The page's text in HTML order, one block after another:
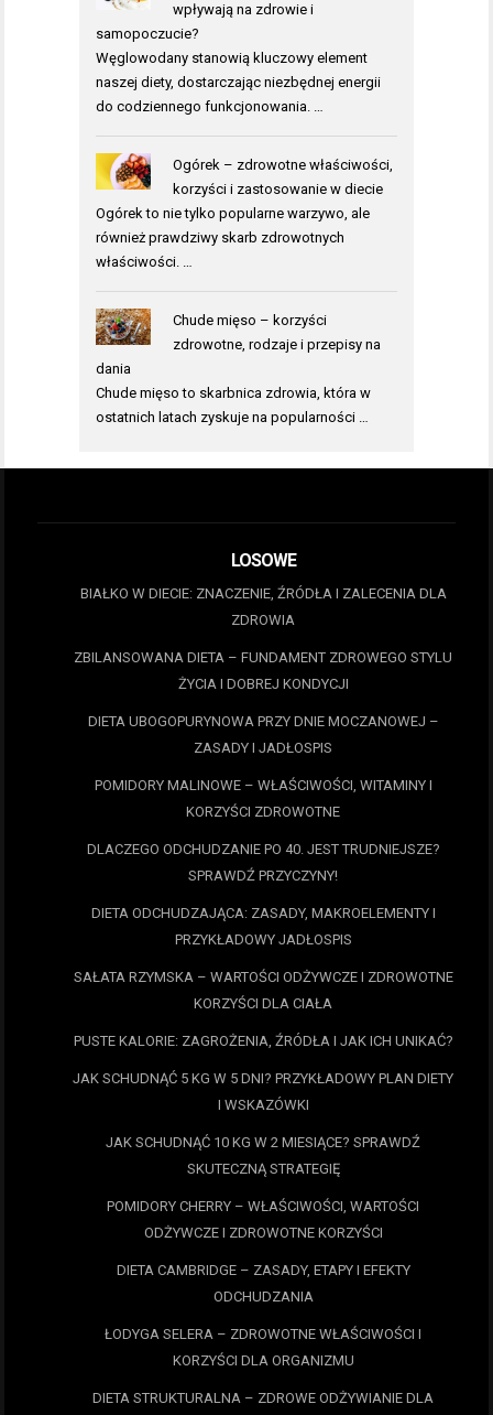
wpływają na zdrowie i
samopoczucie?
Węglowodany stanowią kluczowy element
naszej diety, dostarczając niezbędnej energii
do codziennego funkcjonowania. …
Ogórek – zdrowotne właściwości,
korzyści i zastosowanie w diecie
Ogórek to nie tylko popularne warzywo, ale
również prawdziwy skarb zdrowotnych
właściwości. …
Chude mięso – korzyści
zdrowotne, rodzaje i przepisy na
dania
Chude mięso to skarbnica zdrowia, która w
ostatnich latach zyskuje na popularności …
LOSOWE
BIAŁKO W DIECIE: ZNACZENIE, ŹRÓDŁA I ZALECENIA DLA
ZDROWIA
ZBILANSOWANA DIETA – FUNDAMENT ZDROWEGO STYLU
ŻYCIA I DOBREJ KONDYCJI
DIETA UBOGOPURYNOWA PRZY DNIE MOCZANOWEJ –
ZASADY I JADŁOSPIS
POMIDORY MALINOWE – WŁAŚCIWOŚCI, WITAMINY I
KORZYŚCI ZDROWOTNE
DLACZEGO ODCHUDZANIE PO 40. JEST TRUDNIEJSZE?
SPRAWDŹ PRZYCZYNY!
DIETA ODCHUDZAJĄCA: ZASADY, MAKROELEMENTY I
PRZYKŁADOWY JADŁOSPIS
SAŁATA RZYMSKA – WARTOŚCI ODŻYWCZE I ZDROWOTNE
KORZYŚCI DLA CIAŁA
PUSTE KALORIE: ZAGROŻENIA, ŹRÓDŁA I JAK ICH UNIKAĆ?
JAK SCHUDNĄĆ 5 KG W 5 DNI? PRZYKŁADOWY PLAN DIETY
I WSKAZÓWKI
JAK SCHUDNĄĆ 10 KG W 2 MIESIĄCE? SPRAWDŹ
SKUTECZNĄ STRATEGIĘ
POMIDORY CHERRY – WŁAŚCIWOŚCI, WARTOŚCI
ODŻYWCZE I ZDROWOTNE KORZYŚCI
DIETA CAMBRIDGE – ZASADY, ETAPY I EFEKTY
ODCHUDZANIA
ŁODYGA SELERA – ZDROWOTNE WŁAŚCIWOŚCI I
KORZYŚCI DLA ORGANIZMU
DIETA STRUKTURALNA – ZDROWE ODŻYWIANIE DLA